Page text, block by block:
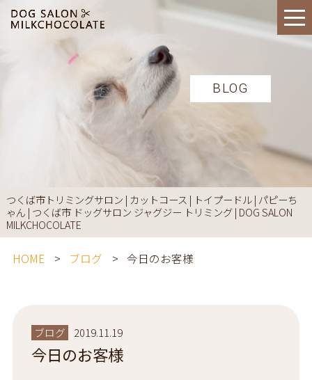
BLOG
つくば市トリミングサロン | カットコース | トイプードル | パピーち
ゃん | つくば市 ドッグサロン ジャグジー トリミング | DOG SALON
MILKCHOCOLATE
HOME ブログ 今日のお客様
ブログ 2019.11.19
今日のお客様